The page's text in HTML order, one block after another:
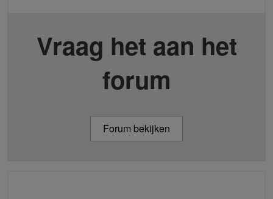
Vraag het aan het
forum
Forum bekijken